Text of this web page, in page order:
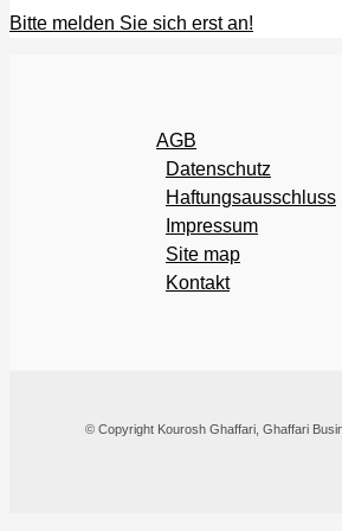
Bitte melden Sie sich erst an!
AGB
Datenschutz
Haftungsausschluss
Impressum
Site map
Kontakt
© Copyright Kourosh Ghaffari, Ghaffari